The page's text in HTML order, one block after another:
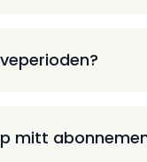
mitt